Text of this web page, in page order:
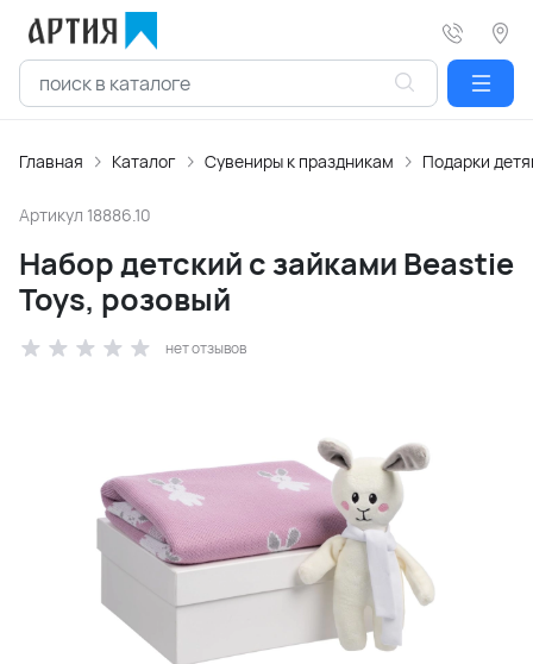
Главная Каталог Сувениры к праздникам Подарки
Артикул 18886.10
Набор детский с зайками Beastie
Toys, розовый
нет отзывов